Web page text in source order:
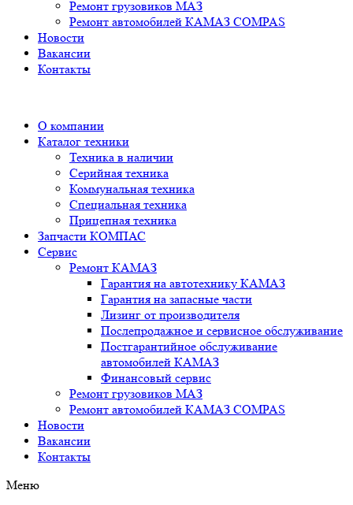
Ремонт грузовиков МАЗ
Ремонт автомобилей КАМАЗ COMPAS
Новости
Вакансии
Контакты
О компании
Каталог техники
Техника в наличии
Серийная техника
Коммунальная техника
Специальная техника
Прицепная техника
Запчасти КОМПАС
Сервис
Ремонт КАМАЗ
Гарантия на автотехнику КАМАЗ
Гарантия на запасные части
Лизинг от производителя
Послепродажное и сервисное обслуживание
Постгарантийное обслуживание
автомобилей КАМАЗ
Финансовый сервис
Ремонт грузовиков МАЗ
Ремонт автомобилей КАМАЗ COMPAS
Новости
Вакансии
Контакты
Меню